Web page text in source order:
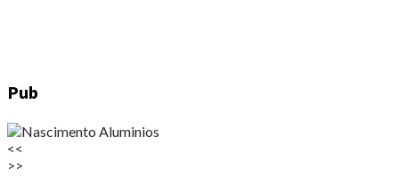
Pub
<<
>>